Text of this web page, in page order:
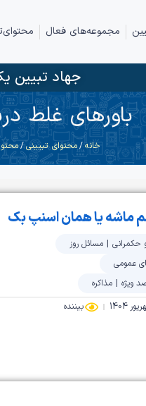
مجموعه‌های فعال
جهاد
باورهای غلط
خانه/محتوای تبیینی/
ماشه یا همان اسنپ ‌بک
حکمرانی| مسائل روز
عمومی
ویژه| مذاکره
بیننده